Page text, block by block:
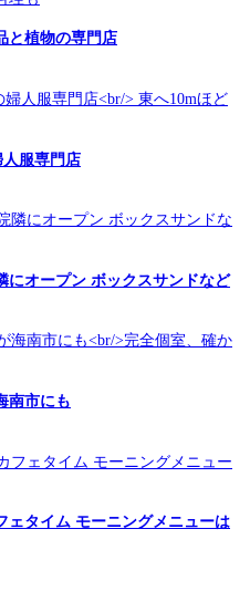
と植物の専門店
服専門店
にオープン ボックスサンドなど
南市にも
ェタイム モーニングメニューは